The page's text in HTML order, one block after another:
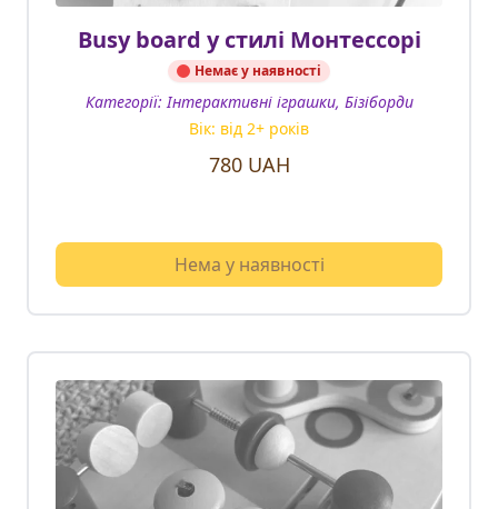
Busy board у стилі Монтессорі
Немає у наявності
Категорії:Інтерактивні іграшки, Бізіборди
Вік: від 2+ років
780UAH
Нема у наявності